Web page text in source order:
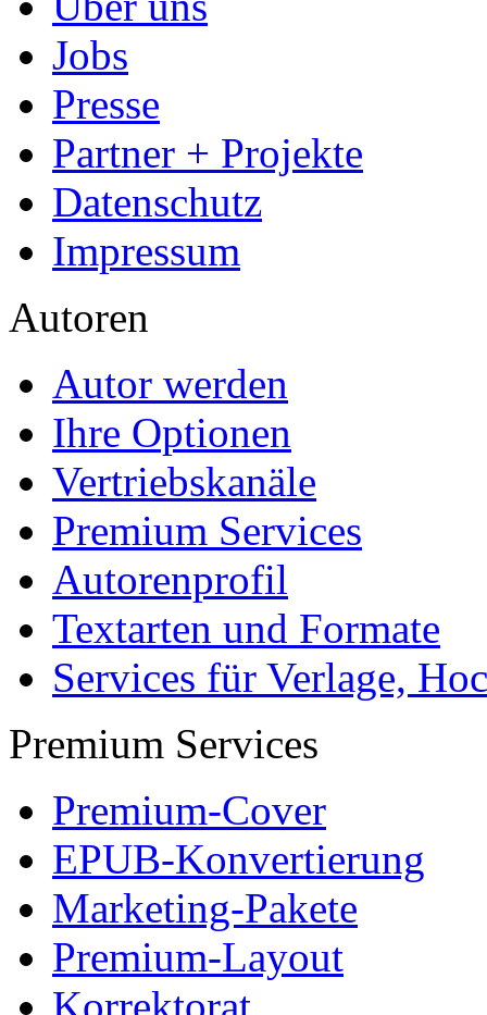
Jobs
Presse
Partner + Projekte
Datenschutz
Impressum
Autoren
Autor werden
Ihre Optionen
Vertriebskanäle
Premium Services
Autorenprofil
Textarten und Formate
Services für Verlage,
Premium Services
Premium-Cover
EPUB-Konvertierung
Marketing-Pakete
Premium-Layout